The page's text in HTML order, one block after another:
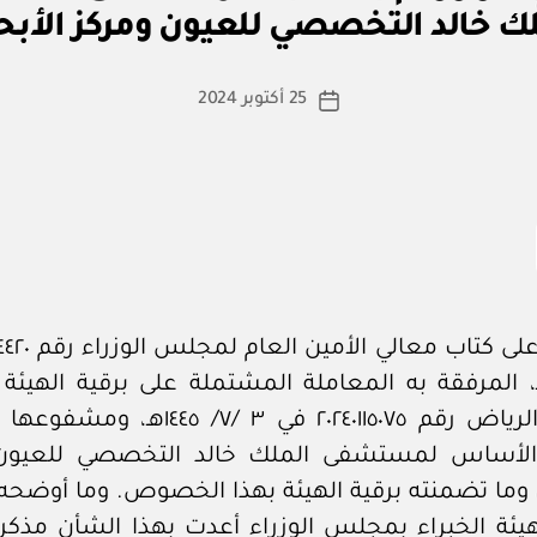
خالد التخصصي للعيون ومركز
كاتب
س
ة
تاريخ
25 أكتوبر 2024
١٤٤٦هـ، المرفقة به المعاملة المشتملة على برقية
لمدينة الرياض رقم ٢٠٢٤٠١١٥٠٧٥ في ٣ /٧/
الأساس لمستشفى الملك خالد التخصصي
وما تضمنته برقية الهيئة بهذا الخصوص. وما
الخبراء بمجلس الوزراء أعدت بهذا الشأن